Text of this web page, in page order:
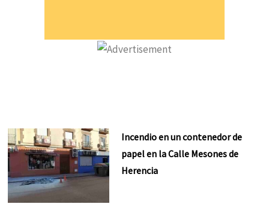
Incendio en un contenedor de
papel en la Calle Mesones de
Herencia